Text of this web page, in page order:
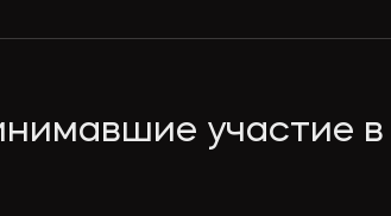
участие в